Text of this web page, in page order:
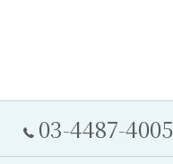
03-4487-4005